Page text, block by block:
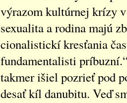
výrazom kultúrnej krízy
sexualita a rodina majú
cionalistickí kresťania
fundamentalisti
takmer išiel pozrieť pod
desať kíl danubitu. Veď